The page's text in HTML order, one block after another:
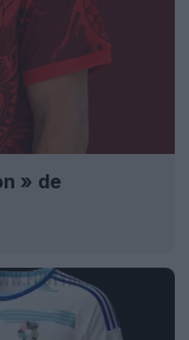
» de